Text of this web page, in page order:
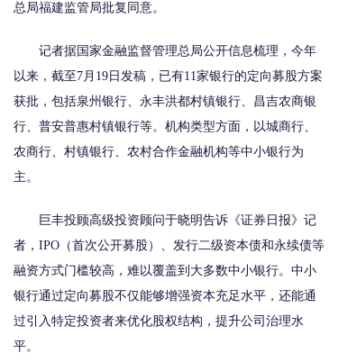
总局福建监管局批复同意。
记者据国家金融监督管理总局公开信息梳理，今年
以来，截至7月19日发稿，已有11家银行的定向募股方案
获批，包括泉州银行、永丰洪都村镇银行、昌吉农商银
行、普安普惠村镇银行等。机构类型方面，以城商行、
农商行、村镇银行、农村合作金融机构等中小银行为
主。
巨丰投顾高级投资顾问于晓明告诉《证券日报》记
者，IPO（首次公开募股）、发行二级资本债和永续债等
融资方式门槛较高，难以覆盖到大多数中小银行。中小
银行通过定向募股不仅能够增强资本充足水平，还能通
过引入特定投资者来优化股权结构，提升公司治理水
平。